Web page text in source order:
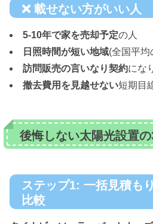
❌ 載せない方がいい人
5-10年で家を売却予定の人
日照時間が短い地域(全国平均
訪問販売の言いなり契約にな
撤去費用を見越せない短期目
後悔しない太陽光設置
ステップ1: 一括見積も
比較